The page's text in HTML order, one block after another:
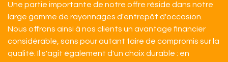
Une partie importante de notre offre réside dans notre
large gamme de rayonnages d'entrepôt d'occasion.
Nous offrons ainsi à nos clients un avantage financier
considérable, sans pour autant faire de compromis sur la
qualité. Il s'agit également d'un choix durable : en